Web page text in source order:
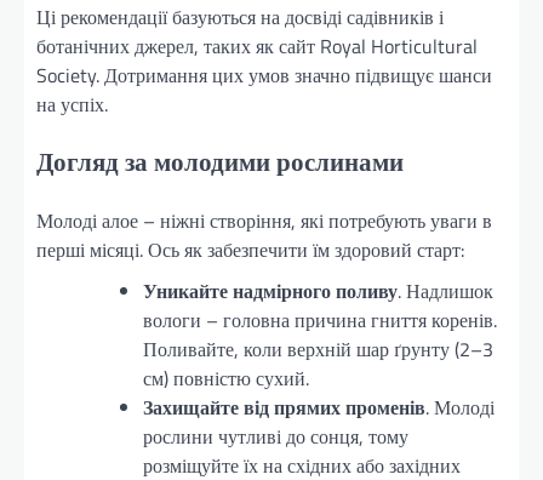
Ці рекомендації базуються на досвіді садівників і
ботанічних джерел, таких як сайт Royal Horticultural
Society. Дотримання цих умов значно підвищує шанси
на успіх.
Догляд за молодими рослинами
Молоді алое – ніжні створіння, які потребують уваги в
перші місяці. Ось як забезпечити їм здоровий старт:
Уникайте надмірного поливу. Надлишок
вологи – головна причина гниття коренів.
Поливайте, коли верхній шар ґрунту (2–3
см) повністю сухий.
Захищайте від прямих променів. Молоді
рослини чутливі до сонця, тому
розміщуйте їх на східних або західних